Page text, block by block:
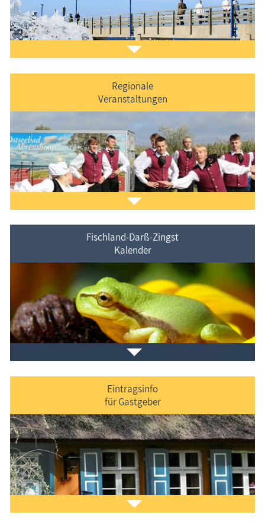
DerFerienorte auf Fischland-Darß-Zingst
vorgestellt.
Regionale
Veranstaltungen
Veranstaltungenim Ferienort und in der Umgebung.
Fischland-Darß-Zingst
Kalender
Laden Sie sich ein Stück Urlaub mit demFischland-
Darß-Zingst-Kalenderauf den Bildschirm.
Eintragsinfo
für Gastgeber